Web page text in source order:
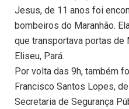
Jesus, de 11 anos foi
bombeiros do Maranhão.
que transportava portas de
Eliseu, Pará.
Por volta das 9h, também
Francisco Santos Lopes,
Secretaria de Segurança